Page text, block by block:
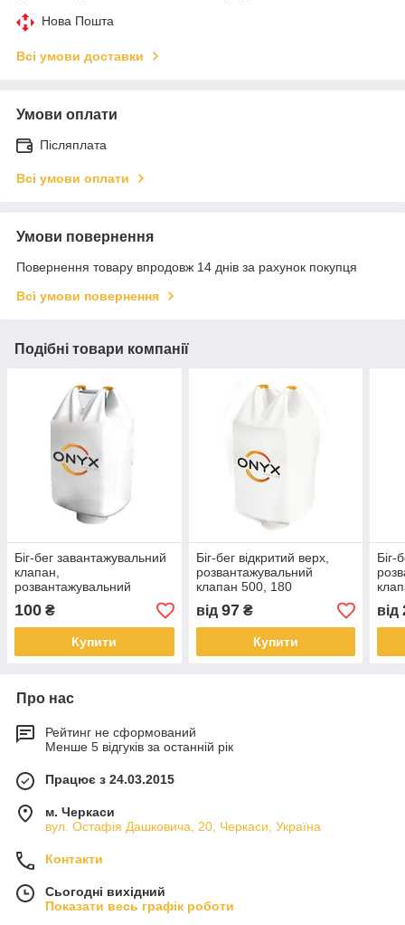
Нова Пошта
Всі умови доставки
Умови оплати
Післяплата
Всі умови оплати
Умови повернення
Повернення товару впродовж 14 днів за рахунок покупця
Всі умови повернення
Подібні товари компанії
Біг-бег завантажувальний
клапан,
розвантажувальний
клапан 2000, 200
100 ₴
Купити
Біг-бег відкритий верх,
розвантажувальний
клапан 500, 180
від 97₴
Купити
Біг-
від
Про нас
Рейтинг не сформований
Менше 5 відгуків за останній рік
Працює з 24.03.2015
м. Черкаси
вул. Остафія Дашковича, 20, Черкаси, Україна
Контакти
Сьогодні вихідний
Показати весь графік роботи